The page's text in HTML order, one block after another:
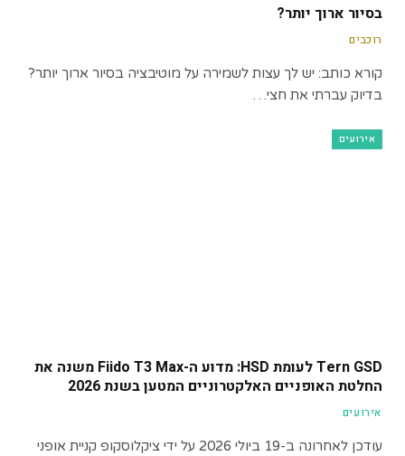
בסיור ארוך יותר?
רוכבים
קורא כותב: יש לך עצות לשמירה על מוטיבציה בסיור ארוך יותר?
בדיוק עברתי את חצי…
אירועים
Tern GSD לעומת HSD: מדוע ה-Fiido T3 Max משנה את
החלטת האופניים האלקטרוניים המטען בשנת 2026
אירועים
עודכן לאחרונה ב-19 ביולי 2026 על ידי ציקלוסקופ קניית אופני